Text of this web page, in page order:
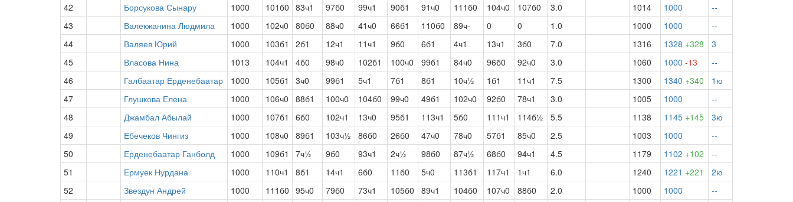
42
Борсукова Сынару 1000 101б0 83ч1 97б0 99ч1 90б1 91ч0 111б0 104ч0 107б0 3.0 1014 1000
--
43
Валекжанина Людмила 1000 102ч0 80б0 88ч0 41ч0 66б1 110б0 89ч- 0 0 1.0 1000 1000
--
44
Валяев Юрий 1000 103б1 2б1 12ч1 11ч1 9б0 6б1 4ч1 13ч1 3б0 7.0 1316 1328 +328
3
45
Власова Нина 1013 104ч1 4б0 98ч0 102б1 100ч0 99б1 84ч0 96б0 92ч0 3.0 1060 1000 -13
--
46
Галбаатар Ерденебаатар 1000 105б1 3ч0 99б1 5ч1 7б1 8б1 10ч½ 1б1 11ч1 7.5 1300 1340 +340
1ю
47
Глушкова Елена 1000 106ч0 88б1 100ч0 104б0 99ч0 49б1 102ч0 92б0 78ч1 3.0 1005 1000
--
48
Джамбал Абылай 1000 107б1 6б0 102ч1 13ч0 95б1 113ч1 5б0 111ч1 114б½ 5.5 1138 1145 +145
3ю
49
Ебечеков Чингиз 1000 108ч0 89б1 103ч½ 86б0 26б0 47ч0 78ч0 57б1 85ч0 2.5 1003 1000
--
50
Ерденебаатар Ганболд 1000 109б1 7ч½ 9б0 93ч1 2ч½ 98б0 87ч½ 68б0 94ч1 4.5 1179 1102 +102
--
51
Ермуек Нурдана 1000 110ч1 8б1 14ч1 6б0 11б0 5ч0 113б1 117ч1 1ч1 6.0 1240 1221 +221
2ю
52
Звездун Андрей 1000 111б0 95ч0 79б0 73ч1 105б0 89ч1 104б0 107ч0 88б0 2.0 1000 1000
--